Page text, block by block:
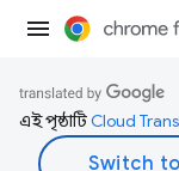
এই পৃষ্ঠাটিCloud